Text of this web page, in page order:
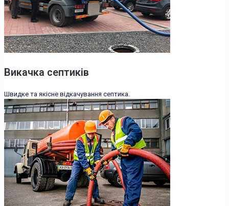
Викачка септиків
Швидке та якісне відкачування септика.